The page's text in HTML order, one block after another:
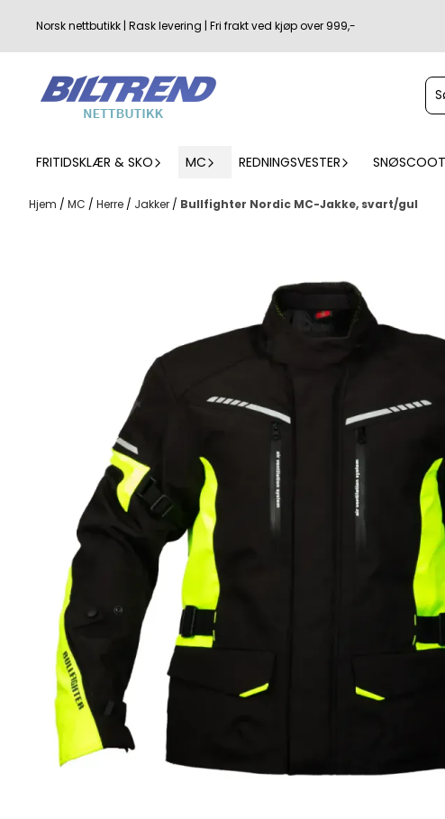
Hopp til innhold
Norsk nettbutikk | Rask levering | Fri frakt ved kjøp over 999,-
FRITIDSKLÆR & SKO MC REDNINGSVESTER
Hjem / MC / Herre / Jakker / Bullfighter Nordic MC-Jakke, svart/gul